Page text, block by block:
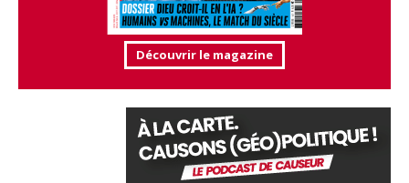
Découvrir le magazine